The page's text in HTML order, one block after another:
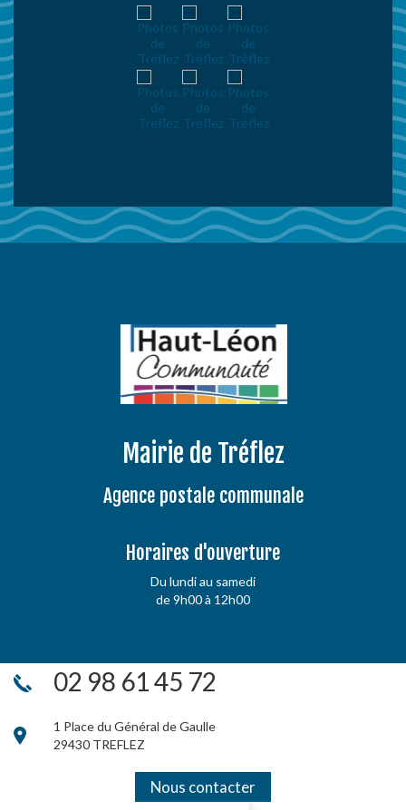
Mairie de Tréflez
Agence postale communale
Horaires d'ouverture
Du lundi au samedi
de 9h00 à 12h00
02 98 61 45 72
1 Place du Général de Gaulle
29430 TREFLEZ
Nous contacter